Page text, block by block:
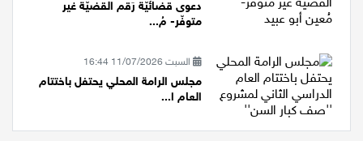
دعوى قضائيّة رَقم القضيّة غير
متوفّر- مُ...
السبت 11/07/2026 16:44
مجلس الرامة المحلي يحتفل باختتام
العام ا...